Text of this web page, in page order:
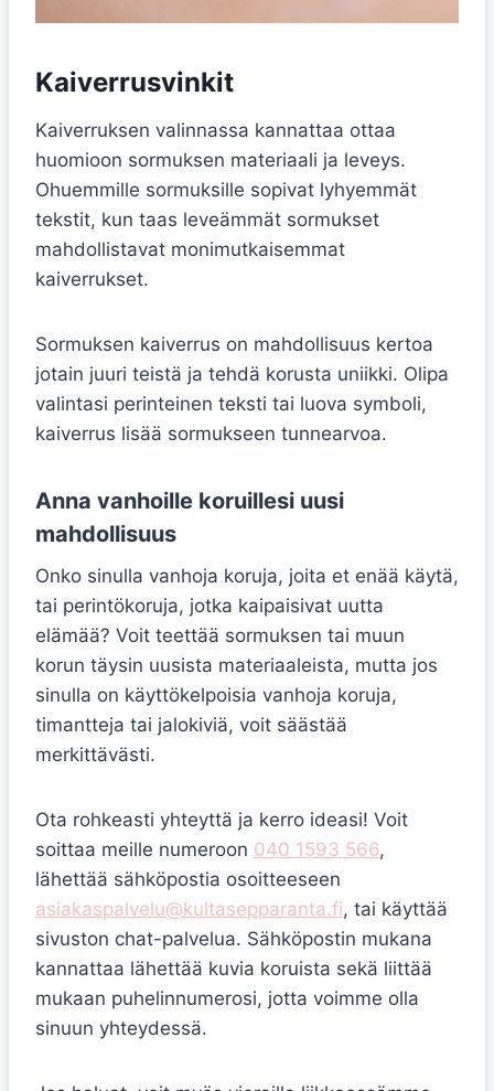
Kaiverrusvinkit
Kaiverruksen valinnassa kannattaa ottaa
huomioon sormuksen materiaali ja leveys.
Ohuemmille sormuksille sopivat lyhyemmät
tekstit, kun taas leveämmät sormukset
mahdollistavat monimutkaisemmat
kaiverrukset.
Sormuksen kaiverrus on mahdollisuus kertoa
jotain juuri teistä ja tehdä korusta uniikki. Olipa
valintasi perinteinen teksti tai luova symboli,
kaiverrus lisää sormukseen tunnearvoa.
Anna vanhoille koruillesi uusi
mahdollisuus
Onko sinulla vanhoja koruja, joita et enää käytä,
tai perintökoruja, jotka kaipaisivat uutta
elämää? Voit teettää sormuksen tai muun
korun täysin uusista materiaaleista, mutta jos
sinulla on käyttökelpoisia vanhoja koruja,
timantteja tai jalokiviä, voit säästää
merkittävästi.
Ota rohkeasti yhteyttä ja kerro ideasi! Voit
soittaa meille numeroon 040 1593 566,
lähettää sähköpostia osoitteeseen
asiakaspalvelu@kultasepparanta.fi, tai käyttää
sivuston chat-palvelua. Sähköpostin mukana
kannattaa lähettää kuvia koruista sekä liittää
mukaan puhelinnumerosi, jotta voimme olla
sinuun yhteydessä.